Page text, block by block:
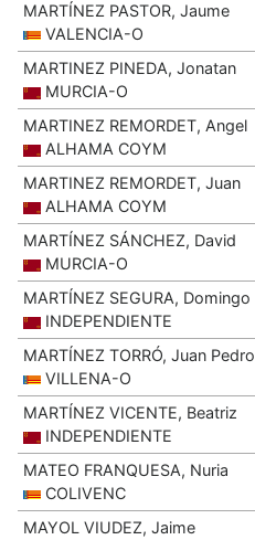
MARTÍNEZ PASTOR, Jaume
VALENCIA-O
MARTINEZ PINEDA, Jonatan
MURCIA-O
MARTINEZ REMORDET, Angel
ALHAMA COYM
MARTINEZ REMORDET, Juan
ALHAMA COYM
MARTÍNEZ SÁNCHEZ, David
MURCIA-O
MARTÍNEZ SEGURA, Domingo
INDEPENDIENTE
MARTÍNEZ TORRÓ, Juan Pedro
VILLENA-O
MARTÍNEZ VICENTE, Beatriz
INDEPENDIENTE
MATEO FRANQUESA, Nuria
COLIVENC
MAYOL VIUDEZ, Jaime